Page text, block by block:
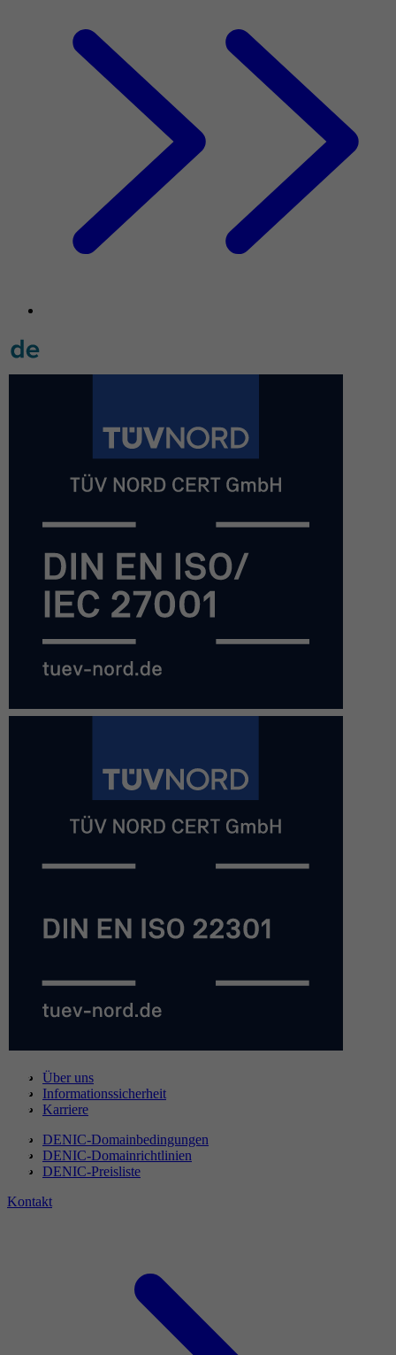
Über uns
Informationssicherheit
Karriere
DENIC-Domainbedingungen
DENIC-Domainrichtlinien
DENIC-Preisliste
Kontakt